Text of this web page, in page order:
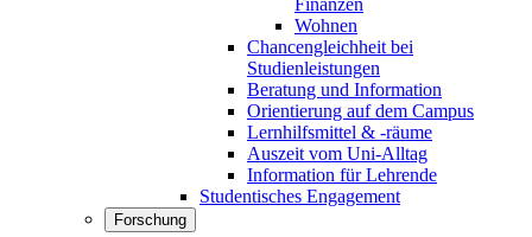
Wohnen
Chancengleichheit bei
Studienleistungen
Beratung und Information
Orientierung auf dem Campus
Lernhilfsmittel & -räume
Auszeit vom Uni-Alltag
Information für Lehrende
Studentisches Engagement
Forschung